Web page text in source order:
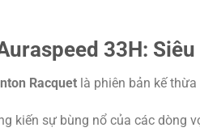
33H:
Racquet là phiên bản kế
kiến sự bùng nổ của các dòng